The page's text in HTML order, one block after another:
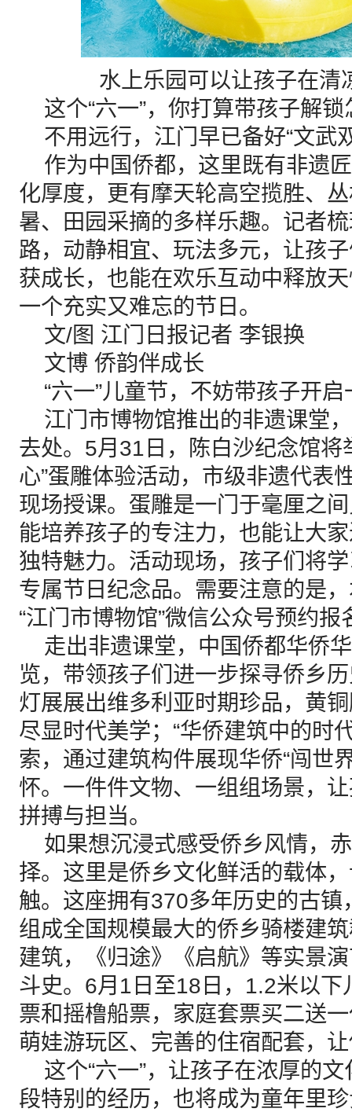
水上乐园可以让孩子在清
这个“六一”，你打算带孩子解锁
不用远行，江门早已备好“文武
作为中国侨都，这里既有非遗
化厚度，更有摩天轮高空揽胜、
暑、田园采摘的多样乐趣。记者
路，动静相宜、玩法多元，让孩
获成长，也能在欢乐互动中释放
一个充实又难忘的节日。
文/图 江门日报记者 李银换
文博 侨韵伴成长
“六一”儿童节，不妨带孩子开启
江门市博物馆推出的非遗课堂
去处。5月31日，陈白沙纪念馆将
心”蛋雕体验活动，市级非遗代表
现场授课。蛋雕是一门于毫厘之
能培养孩子的专注力，也能让大
独特魅力。活动现场，孩子们将
专属节日纪念品。需要注意的是
“江门市博物馆”微信公众号预约报
走出非遗课堂，中国侨都华侨
览，带领孩子们进一步探寻侨乡
灯展展出维多利亚时期珍品，黄
尽显时代美学；“华侨建筑中的时
索，通过建筑构件展现华侨“闯世
怀。一件件文物、一组组场景，
拼搏与担当。
如果想沉浸式感受侨乡风情，
择。这里是侨乡文化鲜活的载体
触。这座拥有370多年历史的古
组成全国规模最大的侨乡骑楼建
建筑，《归途》《启航》等实景
斗史。6月1日至18日，1.2米以下
票和摇橹船票，家庭套票买二送
萌娃游玩区、完善的住宿配套，
这个“六一”，让孩子在浓厚的
段特别的经历，也将成为童年里